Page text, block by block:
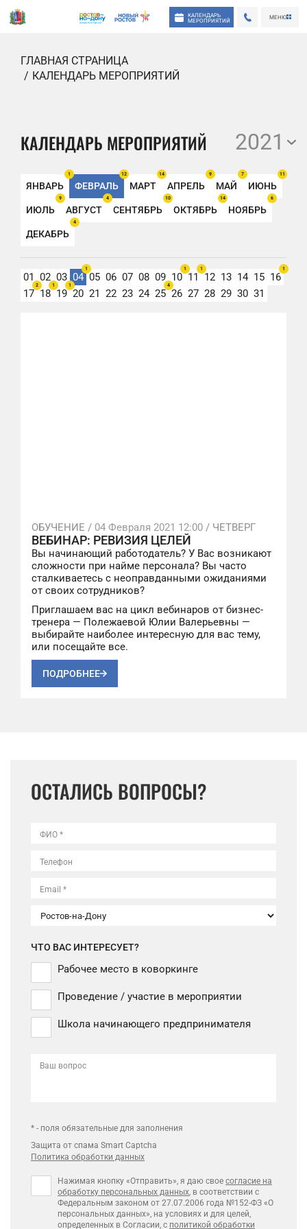
КАЛЕНДАРЬ
МЕРОПРИЯТИЙ
МЕНЮ
ГЛАВНАЯ СТРАНИЦА
КАЛЕНДАРЬ МЕРОПРИЯТИЙ
КАЛЕНДАРЬ МЕРОПРИЯТИЙ 2021
ЯНВАРЬ
1
ФЕВРАЛЬ
12
МАРТ
14
АПРЕЛЬ
9
МАЙ
7
ИЮНЬ
11
ИЮЛЬ
9
АВГУСТ
4
СЕНТЯБРЬ
10
ОКТЯБРЬ
14
НОЯБРЬ
6
ДЕКАБРЬ
4
01 02 03 04
1
05 06 07 08 09 10
1
11
1
12 13 14 15 16
1
17
2
18
1
19
1
20 21 22 23 24 25
4
26 27 28 29 30 31
ОБУЧЕНИЕ / 04 Февраля 2021 12:00 / ЧЕТВЕРГ
ВЕБИНАР: РЕВИЗИЯ ЦЕЛЕЙ
Вы начинающий работодатель? У Вас возникают
сложности при найме персонала? Вы часто
сталкиваетесь с неоправданными ожиданиями
от своих сотрудников?
Приглашаем вас на цикл вебинаров от бизнес-
тренера — Полежаевой Юлии Валерьевны —
выбирайте наиболее интересную для вас тему,
или посещайте все.
ПОДРОБНЕЕ
ОСТАЛИСЬ ВОПРОСЫ?
ФИО *
Телефон
Email *
ЧТО ВАС ИНТЕРЕСУЕТ?
Рабочее место в коворкинге
Проведение / участие в мероприятии
Школа начинающего предпринимателя
Ваш вопрос
* - поля обязательные для заполнения
Защита от спама Smart Captcha
Политика обработки данных
Нажимая кнопку «Отправить», я даю свое согласие на
обработку персональных данных, в соответствии с
Федеральным законом от 27.07.2006 года №152-ФЗ «О
персональных данных», на условиях и для целей,
определенных в Согласии, с политикой обработки